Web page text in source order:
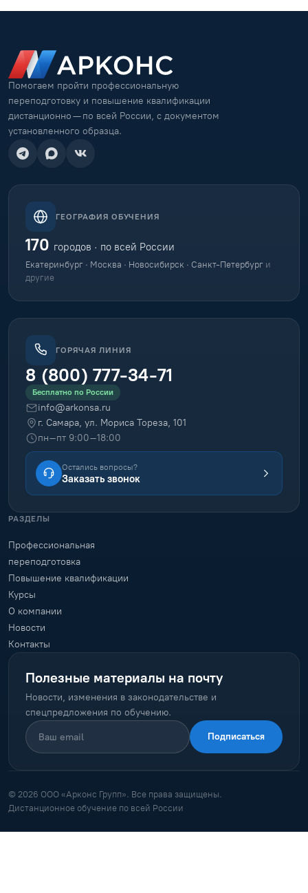
Помогаем пройти профессиональную
переподготовку и повышение квалификации
дистанционно — по всей России, с документом
установленного образца.
ГЕОГРАФИЯ ОБУЧЕНИЯ
170 городов · по всей России
Екатеринбург · Москва · Новосибирск · Санкт-Петербург и
другие
ГОРЯЧАЯ ЛИНИЯ
8 (800) 777-34-71
Бесплатно по России
info@arkonsa.ru
г. Самара, ул. Мориса Тореза, 101
пн–пт 9:00–18:00
Остались вопросы?
Заказать звонок
РАЗДЕЛЫ
Профессиональная
переподготовка
Повышение квалификации
Курсы
О компании
Новости
Контакты
Полезные материалы на почту
Новости, изменения в законодательстве и
спецпредложения по обучению.
Подписаться
© 2026 ООО «Арконс Групп». Все права защищены.
Дистанционное обучение по всей России